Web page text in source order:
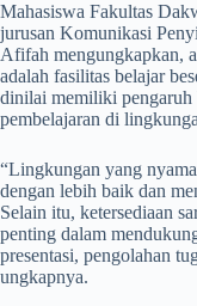
Mahasiswa Fakultas
jurusan Komunikasi
Afifah mengungkapkan,
adalah fasilitas belajar
dinilai memiliki pengaruh
pembelajaran di
“Lingkungan yang
dengan lebih baik dan
Selain itu, ketersediaan
penting dalam
presentasi, pengolahan
ungkapnya.